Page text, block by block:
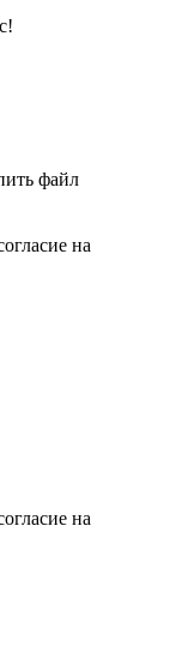
файл
на
на